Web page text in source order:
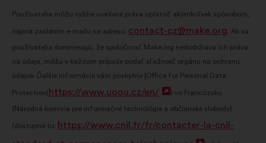
Používatelia môžu vyššie uvedené práva uplatniť akýmkoľvek spôsobom,
najmä zaslaním e-mailu na adresu: contact-cz@make.org . Ak sa
používatelia domnievajú, že spoločnosť Make.org nedodržiava ich práva
na údaje, môžu v každom prípade podať sťažnosť orgánu na ochranu
údajov. Ďalšie informácie vám poskytne [Office for Personal Data
Protection( https://www.uoou.cz/en/
Otvorenie
na
novej
) vo Francúzsku
(Národná komisia pre informačné technológie a občianske slobody)
(dostupné tu: https://www.cnil.fr/fr/contacter-la-cnil-